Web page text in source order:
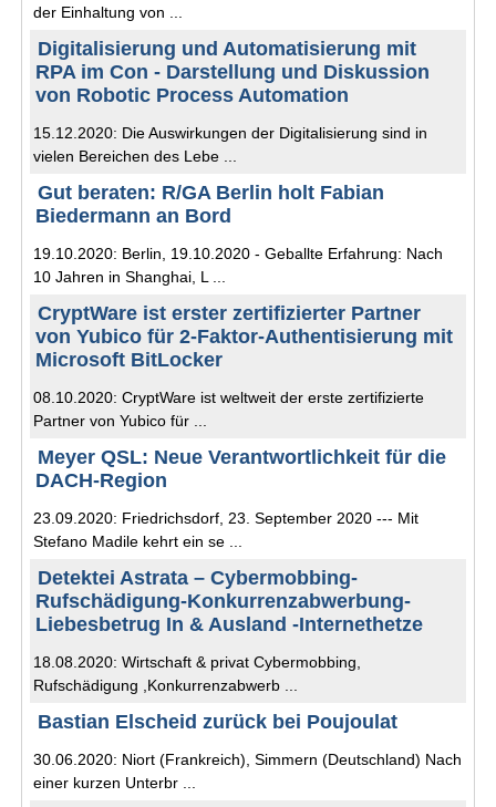
der Einhaltung von ...
Digitalisierung und Automatisierung mit
RPA im Con - Darstellung und Diskussion
von Robotic Process Automation
15.12.2020: Die Auswirkungen der Digitalisierung sind in
vielen Bereichen des Lebe ...
Gut beraten: R/GA Berlin holt Fabian
Biedermann an Bord
19.10.2020: Berlin, 19.10.2020 - Geballte Erfahrung: Nach
10 Jahren in Shanghai, L ...
CryptWare ist erster zertifizierter Partner
von Yubico für 2-Faktor-Authentisierung mit
Microsoft BitLocker
08.10.2020: CryptWare ist weltweit der erste zertifizierte
Partner von Yubico für ...
Meyer QSL: Neue Verantwortlichkeit für die
DACH-Region
23.09.2020: Friedrichsdorf, 23. September 2020 --- Mit
Stefano Madile kehrt ein se ...
Detektei Astrata – Cybermobbing-
Rufschädigung-Konkurrenzabwerbung-
Liebesbetrug In & Ausland -Internethetze
18.08.2020: Wirtschaft & privat Cybermobbing,
Rufschädigung ,Konkurrenzabwerb ...
Bastian Elscheid zurück bei Poujoulat
30.06.2020: Niort (Frankreich), Simmern (Deutschland) Nach
einer kurzen Unterbr ...